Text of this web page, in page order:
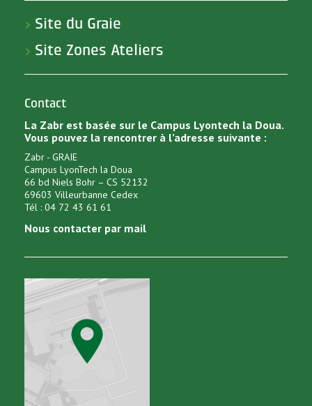
> Site du Graie
> Site Zones Ateliers
Contact
La Zabr est basée sur le Campus Lyontech la Doua.
Vous pouvez la rencontrer à l’adresse suivante :
Zabr - GRAIE
Campus LyonTech la Doua
66 bd Niels Bohr – CS 52132
69603 Villeurbanne Cedex
Tél : 04 72 43 61 61
Nous contacter par mail